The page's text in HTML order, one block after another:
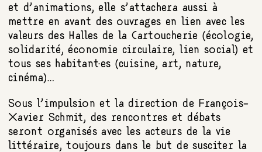
et d’animations, elle s’attachera aussi à
mettre en avant des ouvrages en lien avec les
valeurs des Halles de la Cartoucherie (écologie,
solidarité, économie circulaire, lien social) et
tous ses habitant·es (cuisine, art, nature,
cinéma)…
Sous l’impulsion et la direction de François-
Xavier Schmit, des rencontres et débats
seront organisés avec les acteurs de la vie
littéraire, toujours dans le but de susciter la